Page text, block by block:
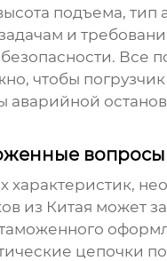
подъема, тип
и
Все
чтобы
аварийной
вопросы
характеристик,
из Китая может
цепочки